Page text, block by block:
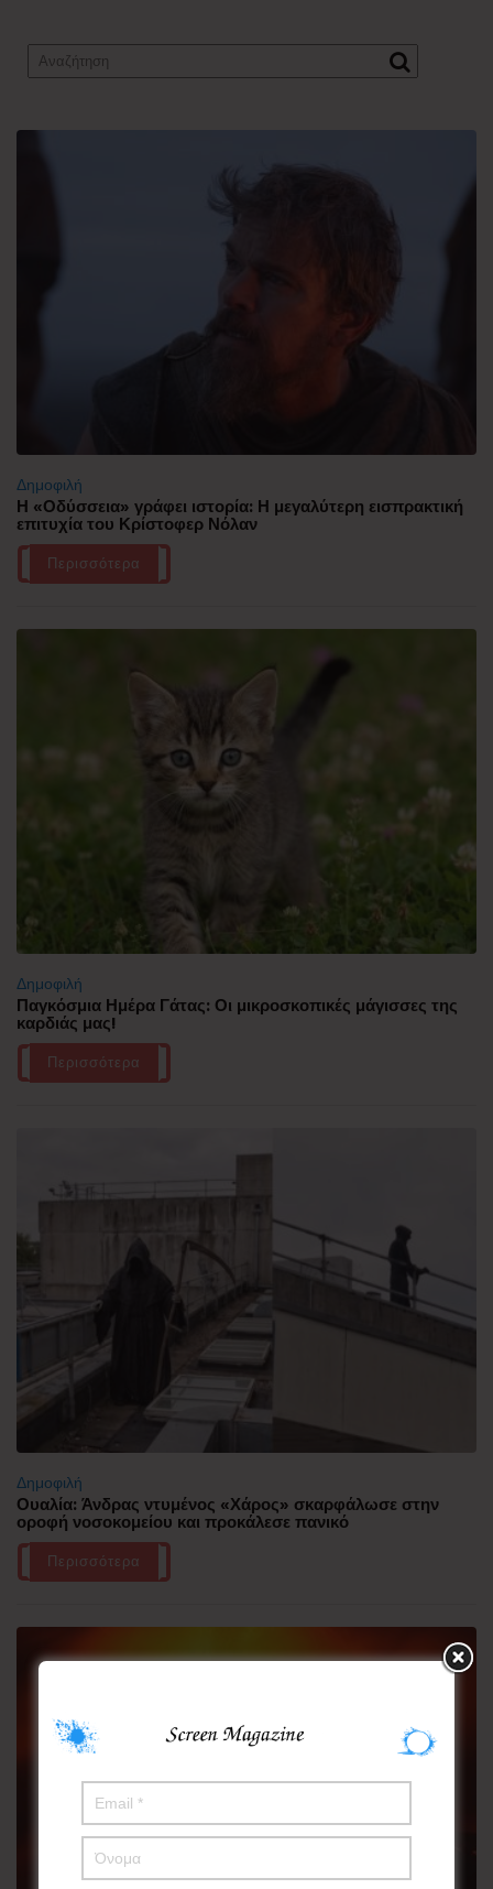
Δημοφιλή
Η «Οδύσσεια» γράφει ιστορία: Η μεγαλύτερη εισπρακτική
επιτυχία του Κρίστοφερ Νόλαν
Περισσότερα
Δημοφιλή
Παγκόσμια Ημέρα Γάτας: Οι μικροσκοπικές μάγισσες της
καρδιάς μας!
Περισσότερα
Δημοφιλή
Ουαλία: Άνδρας ντυμένος «Χάρος» σκαρφάλωσε στην
οροφή νοσοκομείου και προκάλεσε πανικό
Περισσότερα